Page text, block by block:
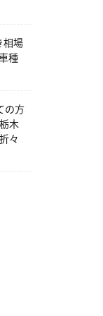
相場
種
の方
木
々